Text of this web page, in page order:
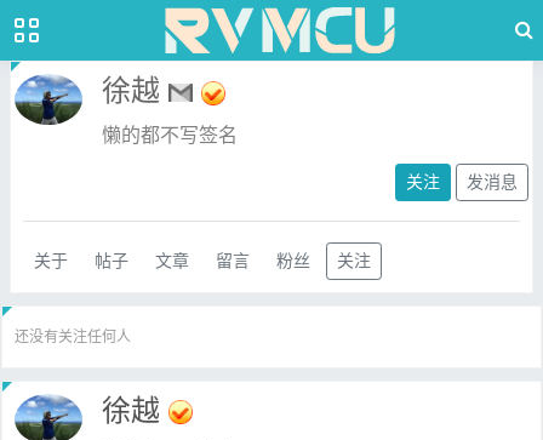
徐越
懒的都不写签名
关注 发消息
关于 帖子 文章 留言 粉丝 关注
还没有关注任何人
徐越